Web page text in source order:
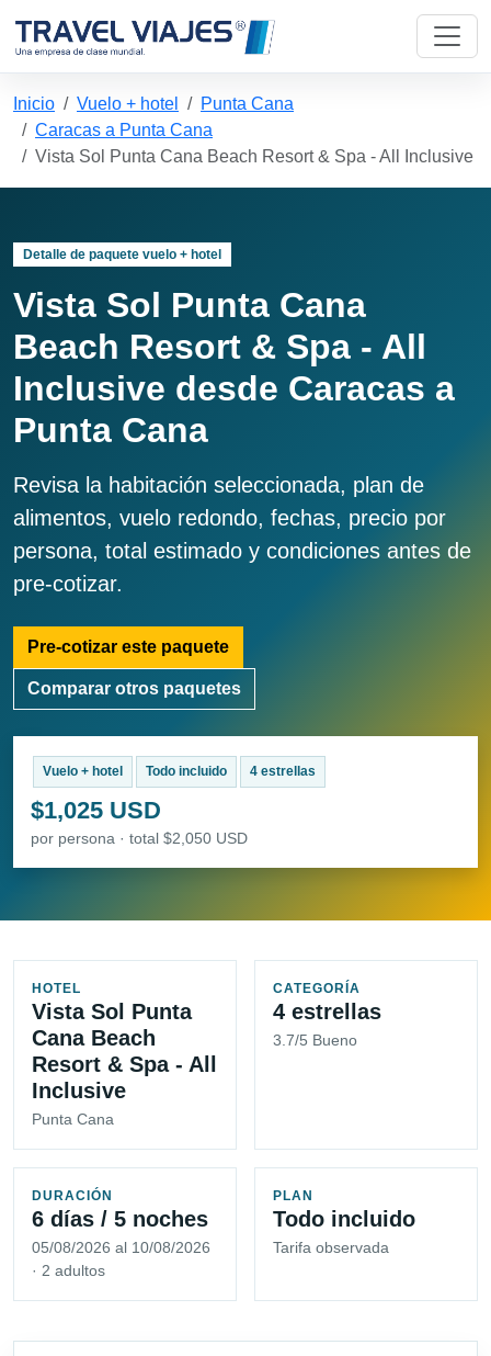
Inicio Vuelo + hotel
Punta Cana
Caracas a Punta Cana
Vista Sol Punta Cana Beach Resort & Spa - All Inclusive
Detalle de paquete vuelo + hotel
Vista Sol Punta Cana
Beach Resort & Spa - All
Inclusive desde Caracas a
Punta Cana
Revisa la habitación seleccionada, plan de
alimentos, vuelo redondo, fechas, precio por
persona, total estimado y condiciones antes de
pre-cotizar.
Pre-cotizar este paquete
Comparar otros paquetes
Vuelo + hotel Todo incluido 4 estrellas
$1,025 USD
por persona · total $2,050 USD
HOTEL
Vista Sol Punta
Cana Beach
Resort & Spa - All
Inclusive
Punta Cana
CATEGORÍA
4 estrellas
3.7/5 Bueno
DURACIÓN
6 días / 5 noches
05/08/2026 al 10/08/2026
· 2 adultos
PLAN
Todo incluido
Tarifa observada